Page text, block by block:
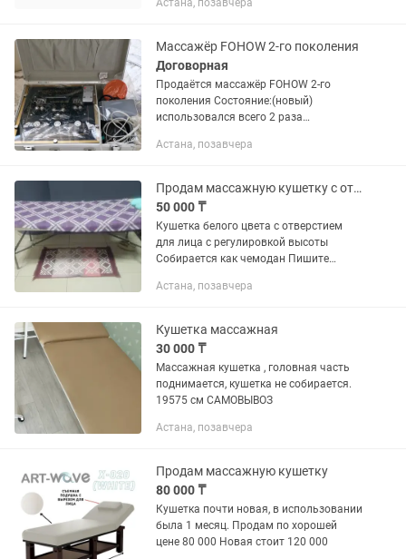
Астана, позавчера
Массажёр FOHOW 2-го поколения
Договорная
Продаётся массажёр FOHOW 2-го
поколения Состояние:(новый)
использовался всего 2 раза
Полностью исправен, без повреждений
Астана, позавчера
Продам массажную кушетку с отверстием для лица
50 000 ₸
Кушетка белого цвета с отверстием
для лица с регулировкой высоты
Собирается как чемодан Пишите
Астана, позавчера
Кушетка массажная
30 000 ₸
Массажная кушетка , головная часть
поднимается, кушетка не собирается.
19575 см САМОВЫВОЗ
Астана, позавчера
Продам массажную кушетку
80 000 ₸
Кушетка почти новая, в использовании
была 1 месяц. Продам по хорошей
цене 80 000 Новая стоит 120 000